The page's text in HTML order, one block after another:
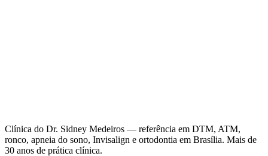
Clínica do Dr. Sidney Medeiros — referência em DTM, ATM,
ronco, apneia do sono, Invisalign e ortodontia em Brasília. Mais de
30 anos de prática clínica.